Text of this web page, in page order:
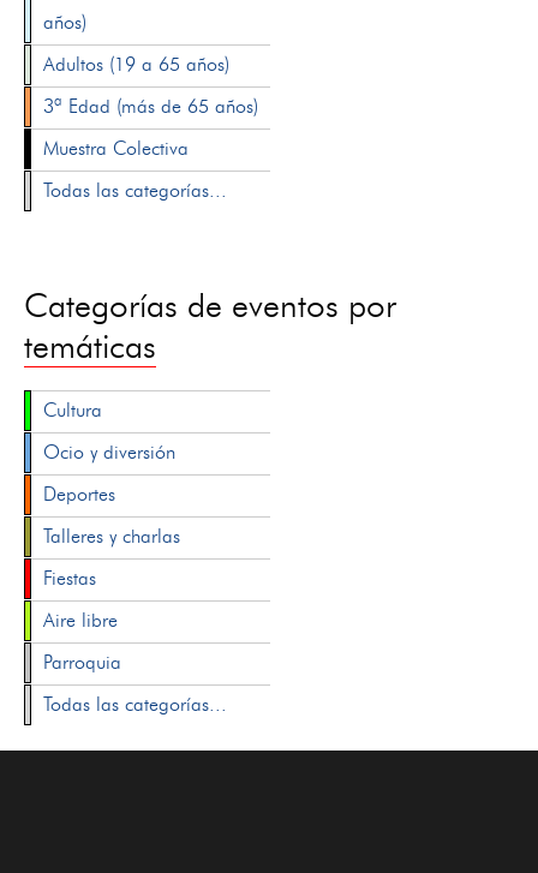
años)
Adultos (19 a 65 años)
3ª Edad (más de 65 años)
Muestra Colectiva
Todas las categorías...
Categorías de eventos por
temáticas
Cultura
Ocio y diversión
Deportes
Talleres y charlas
Fiestas
Aire libre
Parroquia
Todas las categorías...